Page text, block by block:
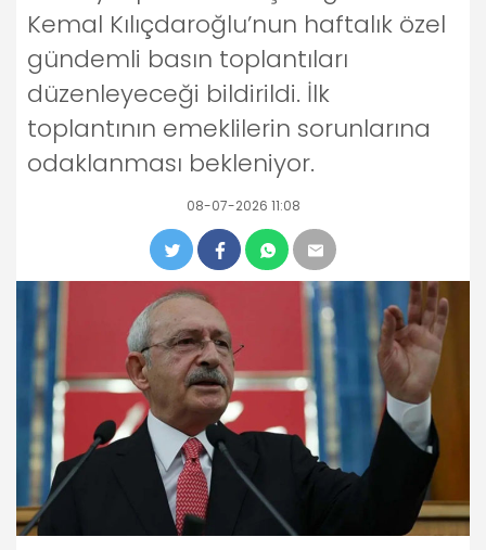
Kemal Kılıçdaroğlu’nun haftalık özel
gündemli basın toplantıları
düzenleyeceği bildirildi. İlk
toplantının emeklilerin sorunlarına
odaklanması bekleniyor.
08-07-2026 11:08